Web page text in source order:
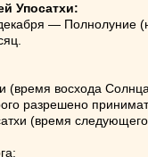
Упосатхи:
— Полнолуние
(время восхода
разрешено
(время